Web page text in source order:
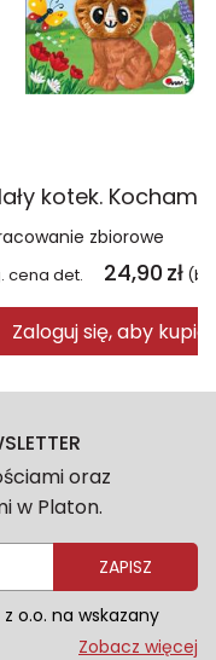
kotek. Kocham
zbiorowe
cena det. 24,90 zł
Zaloguj się, aby kupić
oraz
w Platon.
ZAPISZ
o.o. na wskazany
marketingowe
Zobacz więcej